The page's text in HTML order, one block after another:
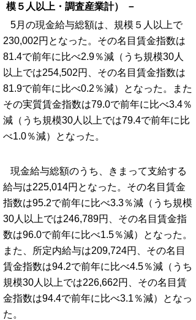
模５人以上・調査産業計） －
5月の現金給与総額は、規模５人以上で
230,002円となった。その名目賃金指数は
81.4で前年に比べ2.9％減（うち規模30人
以上では254,502円、その名目賃金指数は
81.9で前年に比べ0.2％減）となった。また
その実質賃金指数は79.0で前年に比べ3.4％
減（うち規模30人以上では79.4で前年に比
べ1.0％減）となった。
現金給与総額のうち、きまって支給する
給与は225,014円となった。その名目賃金
指数は95.2で前年に比べ3.3％減（うち規模
30人以上では246,789円、その名目賃金指
数は96.0で前年に比べ1.5％減）となった。
また、所定内給与は209,724円、その名目
賃金指数は94.2で前年に比べ4.5％減（うち
規模30人以上では226,662円、その名目賃
金指数は94.4で前年に比べ3.1％減）となっ
た。